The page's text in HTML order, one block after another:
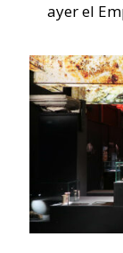
ayer el